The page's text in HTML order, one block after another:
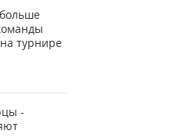
турнире
-